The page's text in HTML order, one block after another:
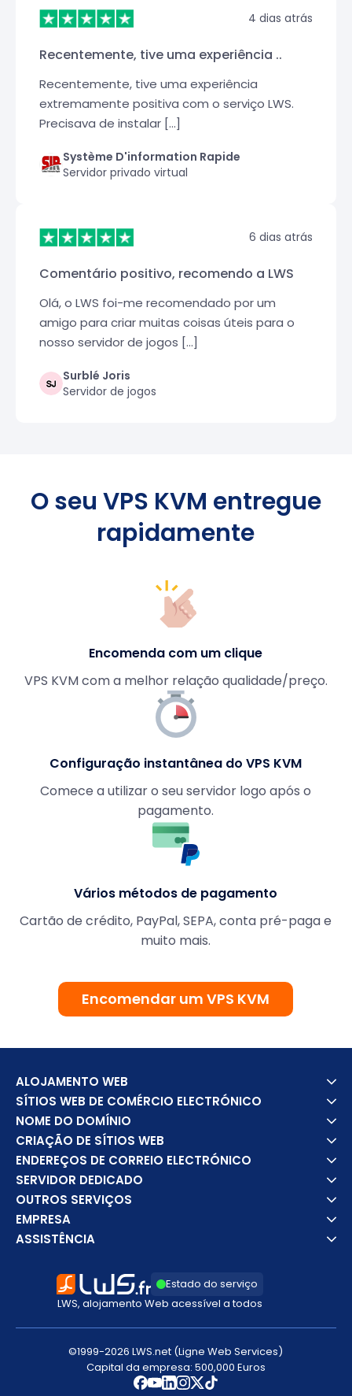
4 dias atrás
Recentemente, tive uma experiência ..
Recentemente, tive uma experiência
extremamente positiva com o serviço LWS.
Precisava de instalar [...]
Système D'information Rapide
Servidor privado virtual
6 dias atrás
Comentário positivo, recomendo a LWS
Olá, o LWS foi-me recomendado por um
amigo para criar muitas coisas úteis para o
nosso servidor de jogos [...]
Surblé Joris
Servidor de jogos
O seu VPS KVM entregue
rapidamente
Encomenda com um clique
VPS KVM com a melhor relação qualidade/preço.
Configuração instantânea do VPS KVM
Comece a utilizar o seu servidor logo após o
pagamento.
Vários métodos de pagamento
Cartão de crédito, PayPal, SEPA, conta pré-paga e
muito mais.
Encomendar um VPS KVM
ALOJAMENTO WEB
SÍTIOS WEB DE COMÉRCIO ELECTRÓNICO
NOME DO DOMÍNIO
CRIAÇÃO DE SÍTIOS WEB
ENDEREÇOS DE CORREIO ELECTRÓNICO
SERVIDOR DEDICADO
OUTROS SERVIÇOS
EMPRESA
ASSISTÊNCIA
Estado do serviço
LWS, alojamento Web acessível a todos
©1999-2026 LWS.net (Ligne Web Services)
Capital da empresa: 500,000 Euros